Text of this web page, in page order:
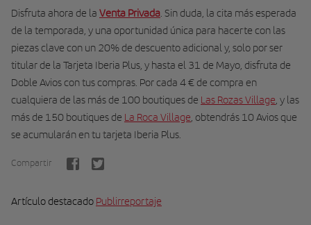
Disfruta ahora de la Venta Privada. Sin duda, la cita más esperada
de la temporada, y una oportunidad única para hacerte con las
piezas clave con un 20% de descuento adicional y, solo por ser
titular de la Tarjeta Iberia Plus, y hasta el 31 de Mayo, disfruta de
Doble Avios con tus compras. Por cada 4 € de compra en
cualquiera de las más de 100 boutiques de Las Rozas Village, y las
más de 150 boutiques de La Roca Village, obtendrás 10 Avios que
se acumularán en tu tarjeta Iberia Plus.
Compartir
Artículo destacado Publirreportaje